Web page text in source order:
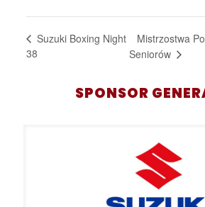
Suzuki Boxing Night
38
Mistrzostwa
Seniorów
SPONSOR